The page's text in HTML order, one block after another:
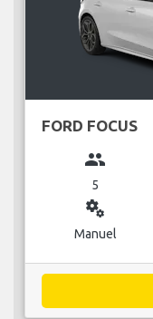
FORD FOCUS
group
5
miscellaneous_services
Manuel